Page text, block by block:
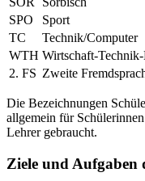
SPO
Sport
TC
Technik/Computer
WTH Wirtschaft-
2. FS Zweite
Die Bezeichnungen
allgemein für
Lehrer gebraucht.
Ziele und Aufgaben